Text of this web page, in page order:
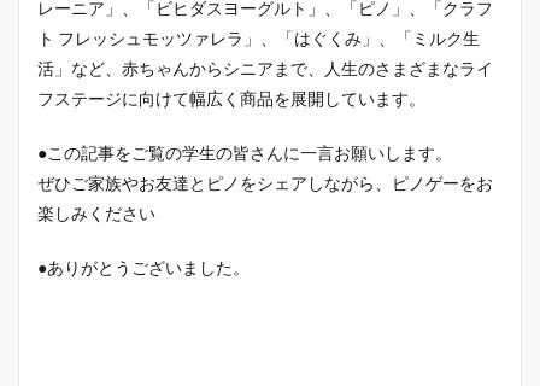
レーニア」、「ビヒダスヨーグルト」、「ピノ」、「クラフ
ト フレッシュモッツァレラ」、「はぐくみ」、「ミルク生
活」など、赤ちゃんからシニアまで、人生のさまざまなライ
フステージに向けて幅広く商品を展開しています。
●この記事をご覧の学生の皆さんに一言お願いします。
ぜひご家族やお友達とピノをシェアしながら、ピノゲーをお
楽しみください
●ありがとうございました。